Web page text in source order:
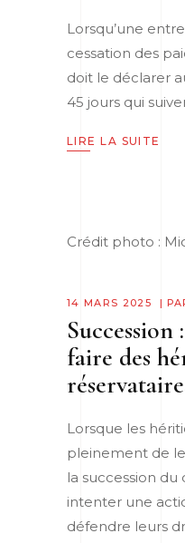
Lorsqu’une
cessation des
doit le déclarer
45 jours qui
LIRE LA SUITE
Crédit photo :
14 MARS 2025
faire des
Lorsque les
pleinement de
la succession
intenter une
défendre leurs